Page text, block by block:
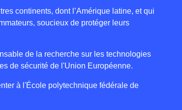
continents, dont l’Amérique latine, et qui
soucieux de protéger leurs
de la recherche sur les technologies
de sécurité de l'Union Européenne.
à l'École polytechnique fédérale de